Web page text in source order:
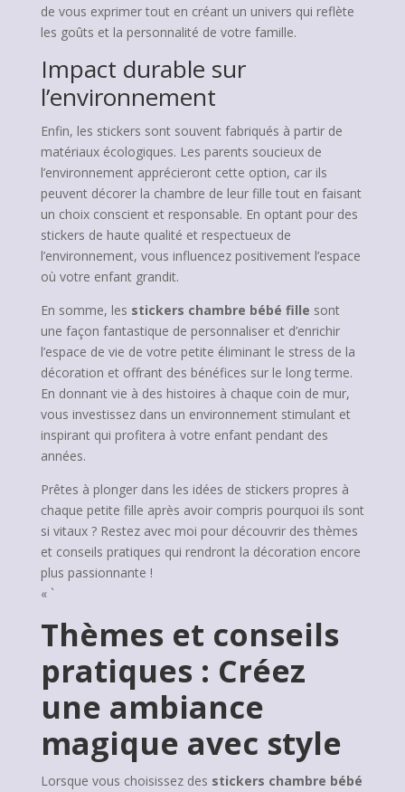
de vous exprimer tout en créant un univers qui reflète
les goûts et la personnalité de votre famille.
Impact durable sur
l’environnement
Enfin, les stickers sont souvent fabriqués à partir de
matériaux écologiques. Les parents soucieux de
l’environnement apprécieront cette option, car ils
peuvent décorer la chambre de leur fille tout en faisant
un choix conscient et responsable. En optant pour des
stickers de haute qualité et respectueux de
l’environnement, vous influencez positivement l’espace
où votre enfant grandit.
En somme, les stickers chambre bébé fille sont
une façon fantastique de personnaliser et d’enrichir
l’espace de vie de votre petite éliminant le stress de la
décoration et offrant des bénéfices sur le long terme.
En donnant vie à des histoires à chaque coin de mur,
vous investissez dans un environnement stimulant et
inspirant qui profitera à votre enfant pendant des
années.
Prêtes à plonger dans les idées de stickers propres à
chaque petite fille après avoir compris pourquoi ils sont
si vitaux ? Restez avec moi pour découvrir des thèmes
et conseils pratiques qui rendront la décoration encore
plus passionnante !
« `
Thèmes et conseils
pratiques : Créez
une ambiance
magique avec style
Lorsque vous choisissez des stickers chambre bébé